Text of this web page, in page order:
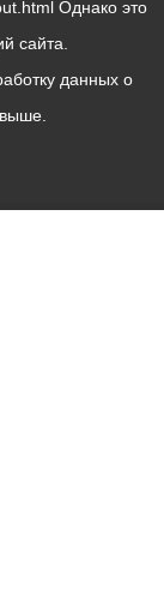
Однако это
сайта.
данных о